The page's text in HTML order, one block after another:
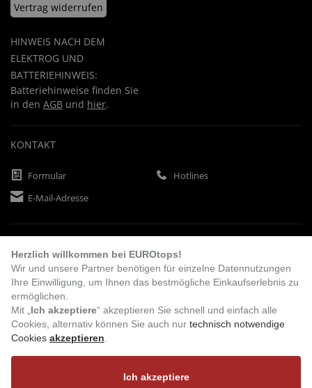
Vertrag widerrufen
HINWEIS NACH DEM
ELEKTROG UND
BATTERIEHINWEIS:
Batteriehinweise finden Sie
in den AGB und hier.
KONTAKT
Formular
Hotlines
E-Mail-Adresse
Vorkasse Rechnung
BESUCHEN SIE UNS
Herzlich willkommen bei EUROtops!
Wir und unsere Partner benötigen für einzelne Datennutzungen
Ihre Einwilligung, um Ihnen das bestmögliche Einkaufserlebnis zu
ermöglichen.
Mit „ Ich akzeptiere“ akzeptieren Sie schnell und einfach alle
Cookies, alternativ können Sie auch nur technisch notwendige
Cookies akzeptieren
Ich akzeptiere